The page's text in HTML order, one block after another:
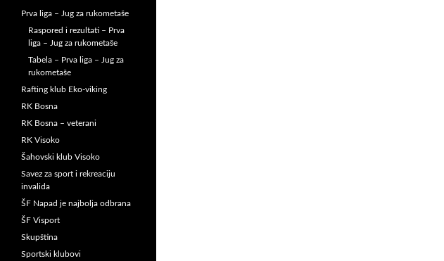
Prva liga – Jug za rukometaše
Raspored i rezultati – Prva
liga – Jug za rukometaše
Tabela – Prva liga – Jug za
rukometaše
Rafting klub Eko-viking
RK Bosna
RK Bosna – veterani
RK Visoko
Šahovski klub Visoko
Savez za sport i rekreaciju
invalida
ŠF Napad je najbolja odbrana
ŠF Visport
Skupština
Sportski klubovi